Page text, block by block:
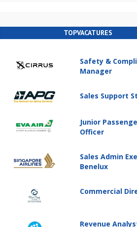
TOPVACATURES
Safety &
Manager
Sales Support
Junior
Officer
Sales Admin
Benelux
Commercial
Revenue